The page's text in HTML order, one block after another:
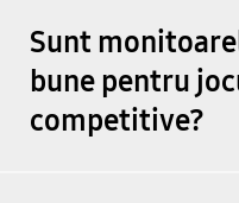
SANDLAND
Sunt
bune pentru
competitive?